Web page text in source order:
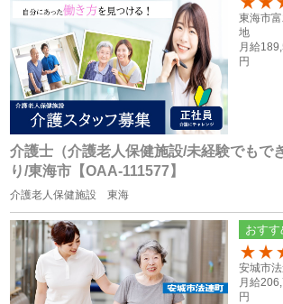
・ご家族等の氏名、住所、電話番号は、法
続きの他、本人に万一のことがあった際の緊
の使用の為
・当社グループ各社間における人員配置を検
とするため
応募者の方の個人情報
・採用活動における各種の告知や連絡（電話
送、ファックス送信等）のため
・採用応募者への当社グループ各社の事業や
する各種情報を提供するため
・採用応募者の管理及び本人確認を行うため
介護士（介護老人保健施設/未経験でもで
り/東海市【OAA-111577】
介護老人保健施設 東海
100
東海市
地
月給
円
おすす
100
安城市
月給
円